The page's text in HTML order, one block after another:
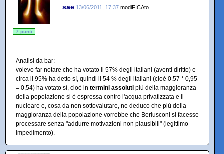
sae 13/06/2011, 17:37 modiFICAto
7 punti
Analisi da bar:
volevo far notare che ha votato il 57% degli italiani (aventi diritto) e
circa il 95% ha detto sì, quindi il 54 % degli italiani (cioè 0.57 * 0,95
= 0,54) ha votato sì, cioè in termini assoluti più della maggioranza
della popolazione si è espressa contro l'acqua privatizzata e il
nucleare e, cosa da non sottovalutare, ne deduco che più della
maggioranza della popolazione vorrebbe che Berlusconi si facesse
processare senza "addurre motivazioni non plausibili" (legittimo
impedimento).